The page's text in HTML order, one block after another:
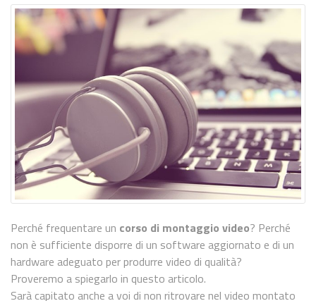
Perché frequentare un corso di montaggio video? Perché
non è sufficiente disporre di un software aggiornato e di un
hardware adeguato per produrre video di qualità?
Proveremo a spiegarlo in questo articolo.
Sarà capitato anche a voi di non ritrovare nel video montato